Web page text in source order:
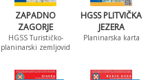
ZAPADNO
ZAGORJE
HGSS Turističko-
planinarski zemljovid
HGSS PLITVIČKA
JEZERA
Planinarska karta